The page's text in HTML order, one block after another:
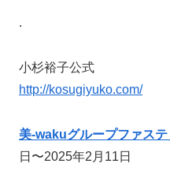
.
小杉裕子公式
http://kosugiyuko.com/
美-wakuグループファス
日〜2025年2月11日